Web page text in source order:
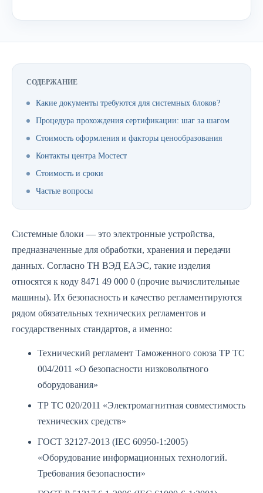
СОДЕРЖАНИЕ
Какие документы требуются для системных блоков?
Процедура прохождения сертификации: шаг за шагом
Стоимость оформления и факторы ценообразования
Контакты центра Мостест
Стоимость и сроки
Частые вопросы
Системные блоки — это электронные устройства,
предназначенные для обработки, хранения и передачи
данных. Согласно ТН ВЭД ЕАЭС, такие изделия
относятся к коду 8471 49 000 0 (прочие вычислительные
машины). Их безопасность и качество регламентируются
рядом обязательных технических регламентов и
государственных стандартов, а именно:
Технический регламент Таможенного союза ТР ТС
004/2011 «О безопасности низковольтного
оборудования»
ТР ТС 020/2011 «Электромагнитная совместимость
технических средств»
ГОСТ 32127-2013 (IEC 60950-1:2005)
«Оборудование информационных технологий.
Требования безопасности»